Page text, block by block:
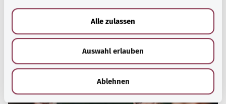
Alle zulassen
Auswahl erlauben
Ablehnen
Mehr erfahren